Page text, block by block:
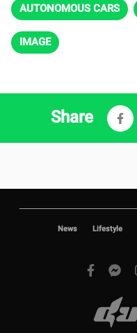
AUTONOMOUS CARS
IMAGE
Share
News Lifestyle